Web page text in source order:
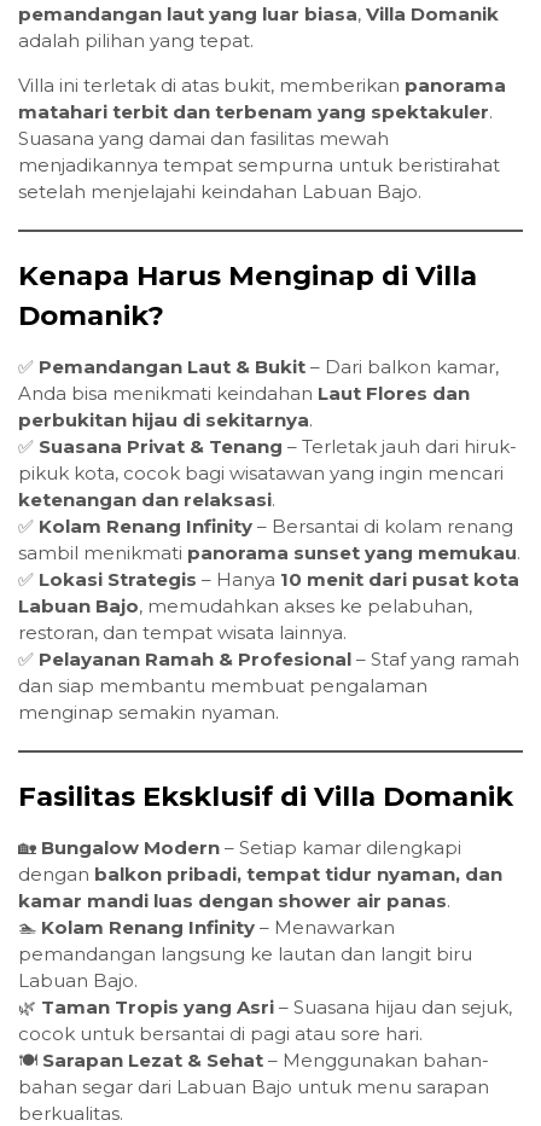
pemandangan laut yang luar biasa, Villa Domanik
adalah pilihan yang tepat.
Villa ini terletak di atas bukit, memberikan panorama
matahari terbit dan terbenam yang spektakuler.
Suasana yang damai dan fasilitas mewah
menjadikannya tempat sempurna untuk beristirahat
setelah menjelajahi keindahan Labuan Bajo.
Kenapa Harus Menginap di Villa
Domanik?
✅ Pemandangan Laut & Bukit – Dari balkon kamar,
Anda bisa menikmati keindahan Laut Flores dan
perbukitan hijau di sekitarnya.
✅ Suasana Privat & Tenang – Terletak jauh dari hiruk-
pikuk kota, cocok bagi wisatawan yang ingin mencari
ketenangan dan relaksasi.
✅ Kolam Renang Infinity – Bersantai di kolam renang
sambil menikmati panorama sunset yang memukau.
✅ Lokasi Strategis – Hanya 10 menit dari pusat kota
Labuan Bajo, memudahkan akses ke pelabuhan,
restoran, dan tempat wisata lainnya.
✅ Pelayanan Ramah & Profesional – Staf yang ramah
dan siap membantu membuat pengalaman
menginap semakin nyaman.
Fasilitas Eksklusif di Villa Domanik
🏡 Bungalow Modern – Setiap kamar dilengkapi
dengan balkon pribadi, tempat tidur nyaman, dan
kamar mandi luas dengan shower air panas.
🏊 Kolam Renang Infinity – Menawarkan
pemandangan langsung ke lautan dan langit biru
Labuan Bajo.
🌿 Taman Tropis yang Asri – Suasana hijau dan sejuk,
cocok untuk bersantai di pagi atau sore hari.
🍽️ Sarapan Lezat & Sehat – Menggunakan bahan-
bahan segar dari Labuan Bajo untuk menu sarapan
berkualitas.